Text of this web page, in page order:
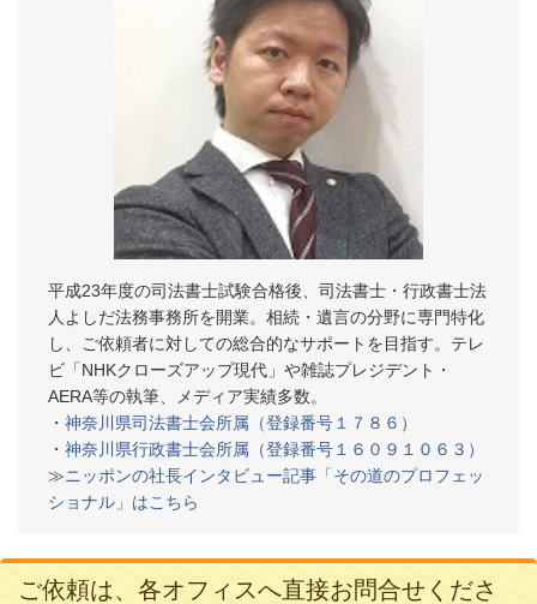
平成23年度の司法書士試験合格後、司法書士・行政書士法
人よしだ法務事務所を開業。相続・遺言の分野に専門特化
し、ご依頼者に対しての総合的なサポートを目指す。テレ
ビ「NHKクローズアップ現代」や雑誌プレジデント・
AERA等の執筆、メディア実績多数。
・ 神奈川県司法書士会所属（登録番号１７８６）
・ 神奈川県行政書士会所属（登録番号１６０９１０６３）
≫ニッポンの社長インタビュー記事「その道のプロフェッ
ショナル」はこちら
ご依頼は、各オフィスへ直接お問合せくださ